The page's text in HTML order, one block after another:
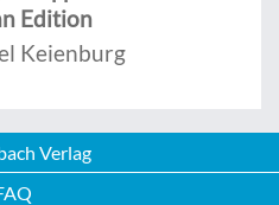
Edition
Keienburg
Verlag